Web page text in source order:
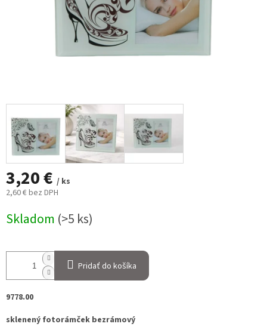
3,20 € / ks
2,60 € bez DPH
cena:
Skladom (>5 ks)
Pridať do košíka
9778.00
sklenený fotorámček bezrámový